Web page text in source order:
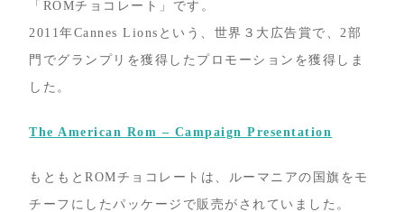
「ROMチョコレート」です。
2011年Cannes Lionsという、世界３大広告賞で、2部
門でグランプリを獲得したプロモーションを獲得しま
した。
The American Rom – Campaign Presentation
もともとROMチョコレートは、ルーマニアの国旗をモ
チーフにしたパッケージで販売がされていました。